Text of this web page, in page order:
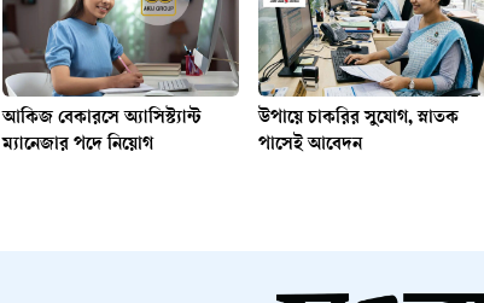
আকিজ বেকারসে অ্যাসিস্ট্যান্ট
ম্যানেজার পদে নিয়োগ
উপায়ে চাকরির সুযোগ, স্নাতক
পাসেই আবেদন